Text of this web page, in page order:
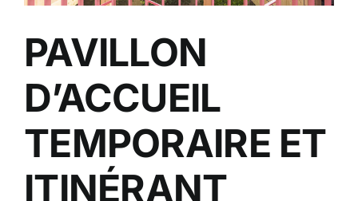
PAVILLON
D’ACCUEIL
TEMPORAIRE ET
ITINÉRANT